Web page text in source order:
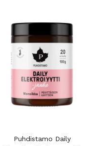
Puhdistamo Daily